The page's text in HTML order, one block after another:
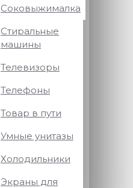
Соковыжималка
Стиральные
машины
Телевизоры
Телефоны
Товар в пути
Умные унитазы
Холодильники
Экраны для